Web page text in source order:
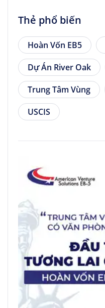
Thẻ phổ biến
Hoàn Vốn EB5
Dự Án River Oak
Trung Tâm Vùng
USCIS